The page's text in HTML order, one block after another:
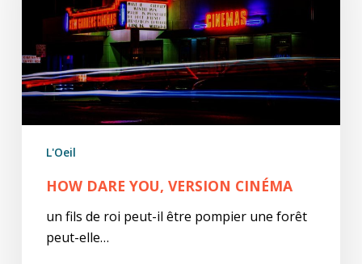
L'Oeil
HOW DARE YOU, VERSION CINÉMA
un fils de roi peut-il être pompier une forêt
peut-elle…